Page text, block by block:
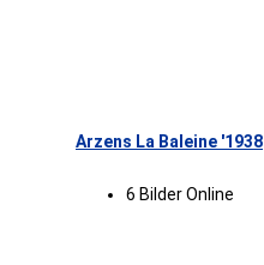
Arzens La Baleine '1938
6 Bilder Online